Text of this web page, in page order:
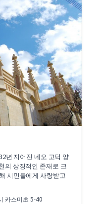
년 지어진 네오 고딕 양
의 상징적인 존재로 크
시민들에게 사랑받고
카스미초 5-40